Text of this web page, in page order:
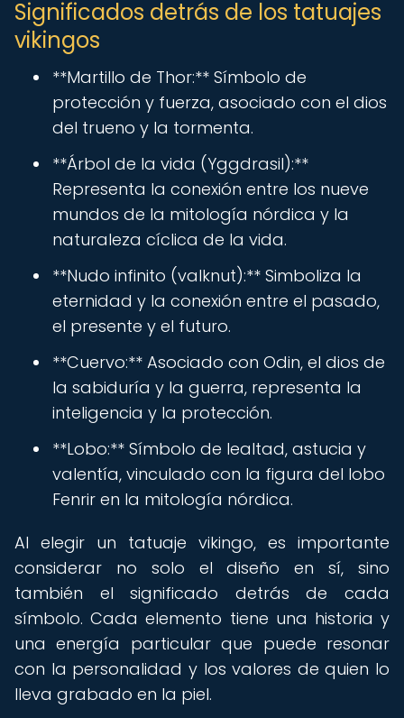
Significados detrás de los tatuajes
vikingos
**Martillo de Thor:** Símbolo de
protección y fuerza, asociado con el dios
del trueno y la tormenta.
**Árbol de la vida (Yggdrasil):**
Representa la conexión entre los nueve
mundos de la mitología nórdica y la
naturaleza cíclica de la vida.
**Nudo infinito (valknut):** Simboliza la
eternidad y la conexión entre el pasado,
el presente y el futuro.
**Cuervo:** Asociado con Odin, el dios de
la sabiduría y la guerra, representa la
inteligencia y la protección.
**Lobo:** Símbolo de lealtad, astucia y
valentía, vinculado con la figura del lobo
Fenrir en la mitología nórdica.
Al elegir un tatuaje vikingo, es importante
considerar no solo el diseño en sí, sino
también el significado detrás de cada
símbolo. Cada elemento tiene una historia y
una energía particular que puede resonar
con la personalidad y los valores de quien lo
lleva grabado en la piel.